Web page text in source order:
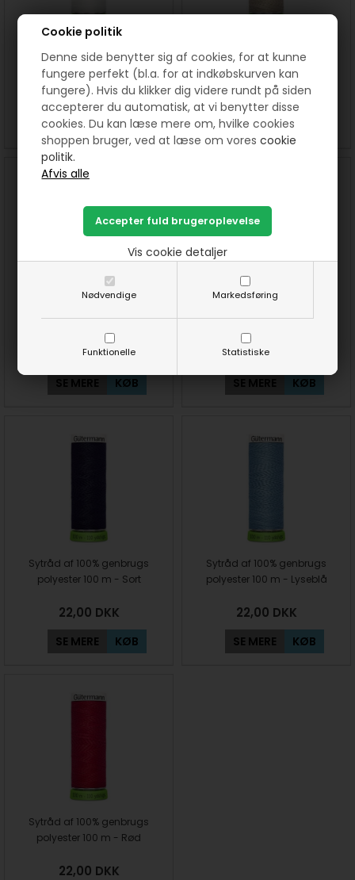
Cookie politik
Denne side benytter sig af cookies, for at kunne
fungere perfekt (bl.a. for at indkøbskurven kan
fungere). Hvis du klikker dig videre rundt på siden
accepterer du automatisk, at vi benytter disse
cookies. Du kan læse mere om, hvilke cookies
shoppen bruger, ved at læse om vorescookie
politik.
Nødvendige Markedsføring
Funktionelle Statistiske
Vis cookie detaljer
polyester 100 m Hvid
22,00 DKK
SE MERE KØB
polyester 100 m Beige
22,00DKK
SE MERE KØB
Sytråd af 100% genbrugs
polyester 100 m Mørkegrå
22,00DKK
KØB
Sytråd af 100% genbrugs
polyester 100 m - Lys grå
22,00
KØB
Sytråd af 100% genbrugs
polyester 100 m - Sort
22,00 DKK
SE MERE KØB
Sytråd af 100% genbrugs
polyester 100 m - Lyseblå
22,00 DKK
SE MERE KØB
Sytråd af 100% genbrugs
polyester 100 m - Rød
22,00 DKK